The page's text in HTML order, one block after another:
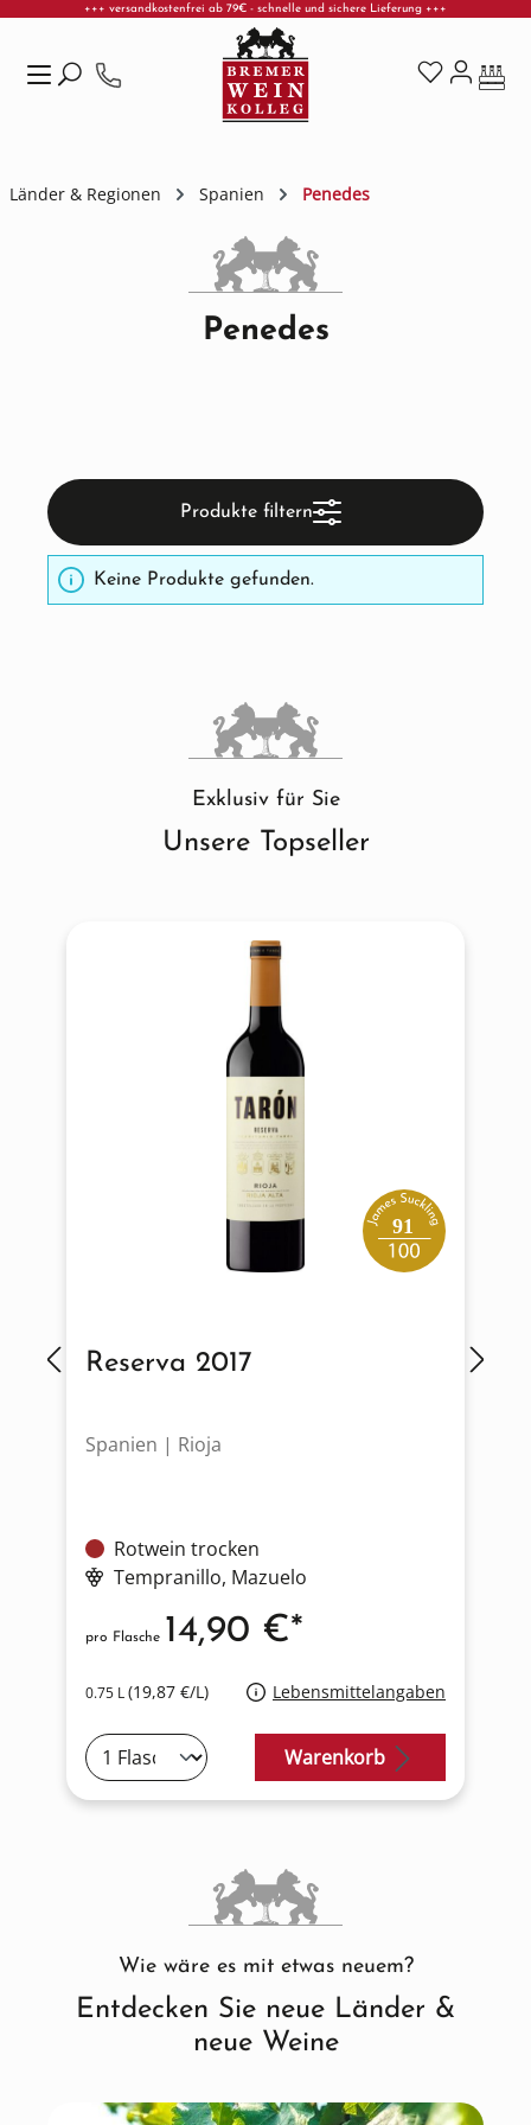
+++ versandkostenfrei ab 79€ - schnelle und sichere Lieferung +++
Länder & Regionen Spanien Penedes
Penedes
Produkte filtern
Keine Produkte gefunden.
Exklusiv für Sie
Unsere Topseller
Fabulas Reserva 2017
Spanien | Galizien
Rotwein trocken
Tempranillo
0.75 L(19,87 €/L) Lebensmittelangaben
pro Flasche14,90 €*
Produkt anfragen
Wie wäre es mit etwas neuem?
Entdecken Sie neue Länder &
neue Weine